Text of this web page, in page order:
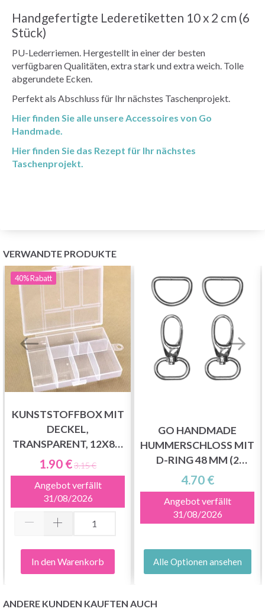
Handgefertigte Lederetiketten 10 x 2 cm (6
Stück)
PU-Lederriemen. Hergestellt in einer der besten
verfügbaren Qualitäten, extra stark und extra weich. Tolle
abgerundete Ecken.
Perfekt als Abschluss für Ihr nächstes Taschenprojekt.
Hier finden Sie alle unsere Accessoires von Go
Handmade.
Hier finden Sie das Rezept für Ihr nächstes
Taschenprojekt.
VERWANDTE PRODUKTE
40%Rabatt
KUNSTSTOFFBOX MIT
DECKEL,
TRANSPARENT, 12X8,5
CM, 6 RÄUME
1.90 €3.15 €
Angebot verfällt
31/08/2026
In den Warenkorb
GO HANDMADE
HUMMERSCHLOSS MIT
D-RING 48 MM (2
STÜCK)
4.70 €
Angebot verfällt
31/08/2026
Alle Optionen ansehen
ANDERE KUNDEN KAUFTEN AUCH